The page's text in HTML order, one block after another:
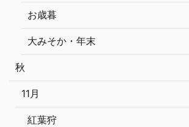
お歳暮
大みそか・年末
秋
11月
紅葉狩